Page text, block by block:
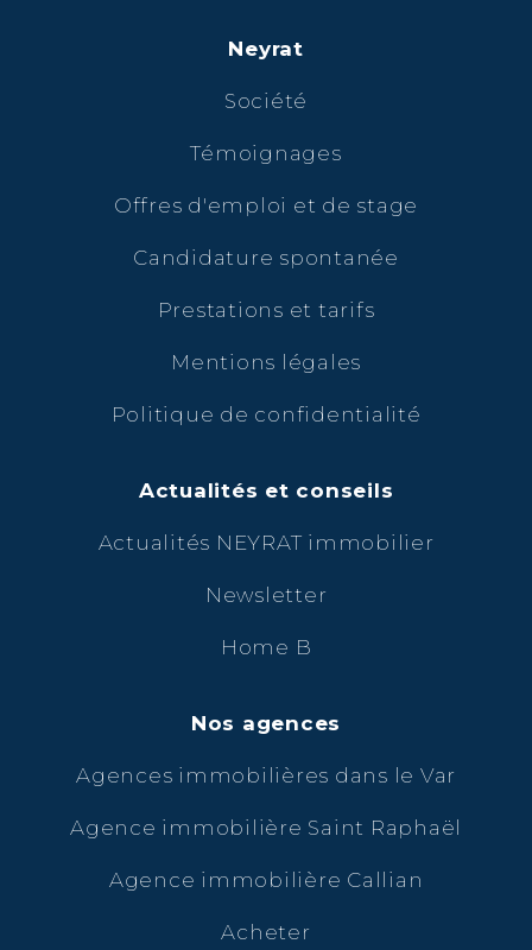
Neyrat
Société
Témoignages
Offres d'emploi et de stage
Candidature spontanée
Prestations et tarifs
Mentions légales
Politique de confidentialité
Actualités et conseils
Actualités NEYRAT immobilier
Newsletter
Home B
Nos agences
Agences immobilières dans le Var
Agence immobilière Saint Raphaël
Agence immobilière Callian
Acheter